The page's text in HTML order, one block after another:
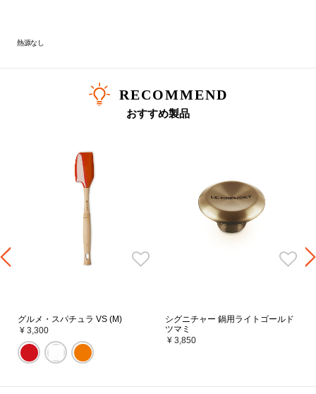
■ココット・ダムール
［Lサイズ対応推奨商品(57mm)］
■シグニチャー ココット・ロンド 24・26・28・30
■シグニチャー ブレッド・オーブン 24cm
［取扱い上の注意］
・ル・クルーゼの鋳物ホーロー鍋専用の替えツマミです。
・どのサイズのお鍋にも取り付けられます。
・フタをしたままオーブンに入れられます。※電子レンジ不可
・高温の状態や直火に近づけると変色することがあります。
・取り付けには付属のネジをご使用ください。
・他社の製品には取り付けないでください。
＊マットブラックは樹脂製、シルバーはステンレス製となります。
＊シルバーはステンレス製の為熱くなりますのでご注意ください。
＊シグニチャー以外の従来製品にもご使用いただけます。
熱源なし
RECOMMEND
おすすめ製品
グルメ・スパチュラ VS (M)
¥ 3,300
シグニチャー 鍋用ライトゴールド
ツマミ
¥ 3,850